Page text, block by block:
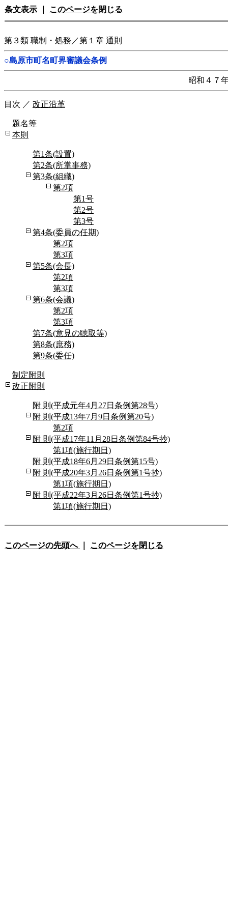
条文表示 このページを閉じる
第３類 職制・処務／第１章 通則
○島原市町名町界審議会条例
昭和４７
目次 ／ 改正沿革
題名等
本則
第1条(設置)
第2条(所掌事務)
第3条(組織)
第2項
第1号
第2号
第3号
第4条(委員の任期)
第2項
第3項
第5条(会長)
第2項
第3項
第6条(会議)
第2項
第3項
第7条(意見の聴取等)
第8条(庶務)
第9条(委任)
制定附則
改正附則
附 則(平成元年4月27日条例第28号)
附 則(平成13年7月9日条例第20号)
第2項
附 則(平成17年11月28日条例第84号抄)
第1項(施行期日)
附 則(平成18年6月29日条例第15号)
附 則(平成20年3月26日条例第1号抄)
第1項(施行期日)
附 則(平成22年3月26日条例第1号抄)
第1項(施行期日)
このページの先頭へ このページを閉じる